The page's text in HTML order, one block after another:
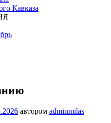
Кавказа
автором adminmilas